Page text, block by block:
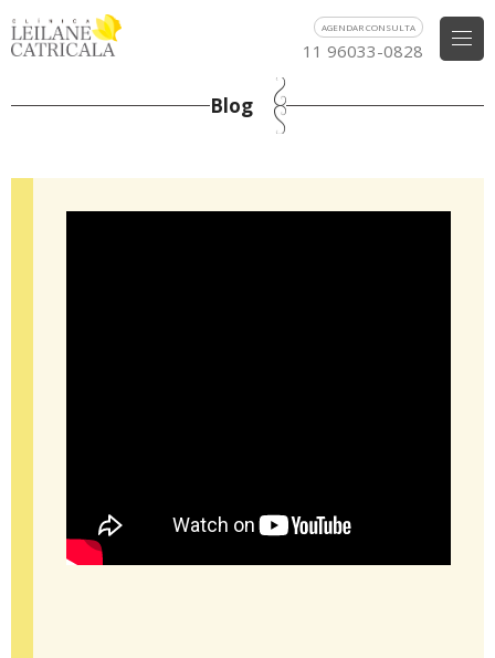
AGENDAR CONSULTA
11 96033-0828
Blog